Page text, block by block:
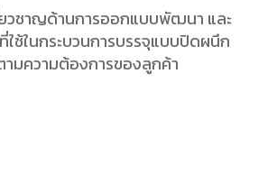
วชาญด้านการออกแบบพัฒนา และ
ใช้ในกระบวนการบรรจุแบบปิดผนึก
มความต้องการของลูกค้า